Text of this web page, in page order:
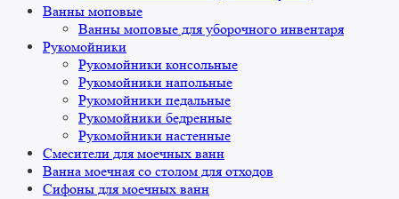
Ванны моповые
Ванны моповые для уборочного инвентаря
Рукомойники
Рукомойники консольные
Рукомойники напольные
Рукомойники педальные
Рукомойники бедренные
Рукомойники настенные
Смесители для моечных ванн
Ванна моечная со столом для отходов
Сифоны для моечных ванн